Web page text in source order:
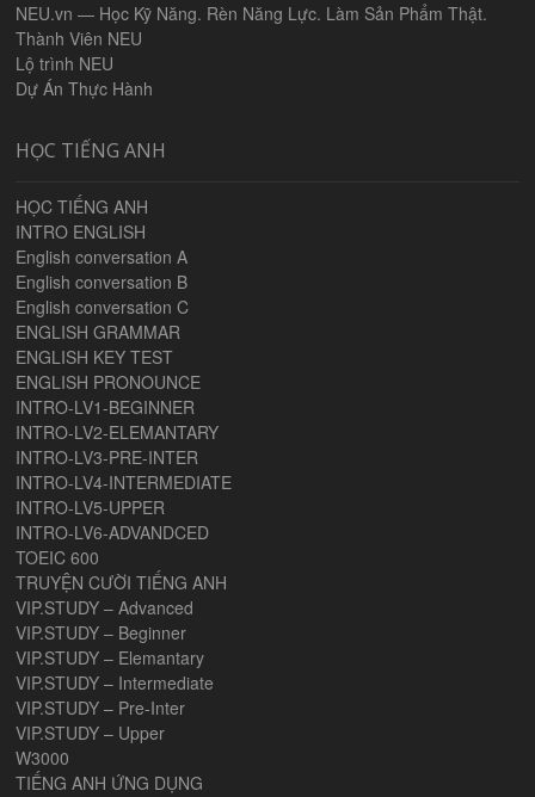
NEU.vn — Học Kỹ Năng. Rèn Năng Lực. Làm Sản Phẩm Thật.
Thành Viên NEU
Lộ trình NEU
Dự Án Thực Hành
HỌC TIẾNG ANH
HỌC TIẾNG ANH
INTRO ENGLISH
English conversation A
English conversation B
English conversation C
ENGLISH GRAMMAR
ENGLISH KEY TEST
ENGLISH PRONOUNCE
INTRO-LV1-BEGINNER
INTRO-LV2-ELEMANTARY
INTRO-LV3-PRE-INTER
INTRO-LV4-INTERMEDIATE
INTRO-LV5-UPPER
INTRO-LV6-ADVANDCED
TOEIC 600
TRUYỆN CƯỜI TIẾNG ANH
VIP.STUDY – Advanced
VIP.STUDY – Beginner
VIP.STUDY – Elemantary
VIP.STUDY – Intermediate
VIP.STUDY – Pre-Inter
VIP.STUDY – Upper
W3000
TIẾNG ANH ỨNG DỤNG